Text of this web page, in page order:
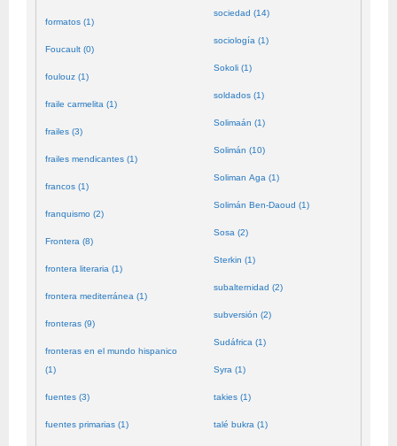
formatos (1)
Foucault (0)
foulouz (1)
fraile carmelita (1)
frailes (3)
frailes mendicantes (1)
francos (1)
franquismo (2)
Frontera (8)
frontera literaria (1)
frontera mediterránea (1)
fronteras (9)
fronteras en el mundo hispanico
(1)
fuentes (3)
fuentes primarias (1)
sociedad (14)
sociología (1)
Sokoli (1)
soldados (1)
Solimaán (1)
Solimán (10)
Soliman Aga (1)
Solimán Ben-Daoud (1)
Sosa (2)
Sterkin (1)
subalternidad (2)
subversión (2)
Sudáfrica (1)
Syra (1)
takies (1)
talé bukra (1)